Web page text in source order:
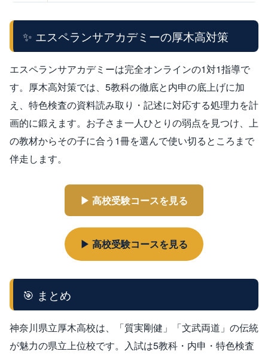
✨ エスペランサアカデミーの厚木高対策
エスペランサアカデミーは完全オンラインの1対1指導で
す。厚木高対策では、5教科の徹底と内申の底上げに加
え、特色検査の資料読み取り・記述に対応する処理力を計
画的に鍛えます。お子さま一人ひとりの弱点を見つけ、上
の教材からその子に合う1冊を選んで使い切るところまで
伴走します。
▶ 高校受験コースを見る
▶ 高校受験コースを見る
🎯 まとめ
神奈川県立厚木高校は、「質実剛健」「文武両道」の伝統
が魅力の県立上位校です。入試は5教科・内申・特色検査